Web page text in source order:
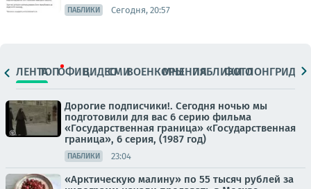
ПАБЛИКИ Сегодня, 20:57
ЛЕНТАТОПОФИЦ.ВИДЕОСМИВОЕНКОРЫМНЕНИЯПАБЛИКИ
ФОТОЛОНГРИДЫ
Дорогие подписчики!. Сегодня ночью мы
подготовили для вас 6 серию фильма
«Государственная граница» «Государственная
граница», 6 серия, (1987 год)
ПАБЛИКИ 23:04
«Арктическую малину» по 55 тысяч рублей за